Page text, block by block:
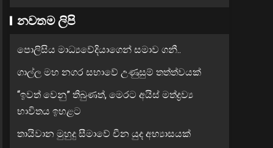
නවතම ලිපි
පොලිසිය මාධ්‍යවේදියාගෙන් සමාව ගනී..
ගාල්ල මහ නගර සභාවේ උණුසුම් තත්ත්වයක්
“ඉවත් වෙනු” තිබුණත්, මෙරට අයිස් මත්ද්‍රව්‍ය
භාවිතය ඉහළට
තායිවාන මුහුදු සීමාවේ චීන යුද අභ්‍යාසයක්